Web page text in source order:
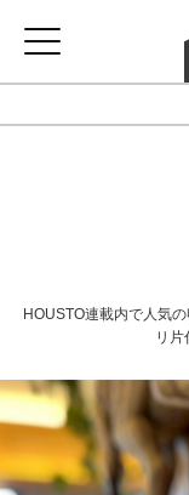
HOUSTO連載内で人気
リ片